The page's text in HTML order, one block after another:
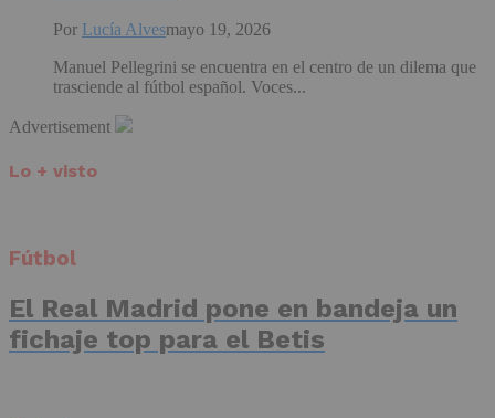
Por Lucía Alvesmayo 19, 2026
Manuel Pellegrini se encuentra en el centro de un dilema que
trasciende al fútbol español. Voces...
Advertisement
Lo + visto
Fútbol
El Real Madrid pone en bandeja un
fichaje top para el Betis